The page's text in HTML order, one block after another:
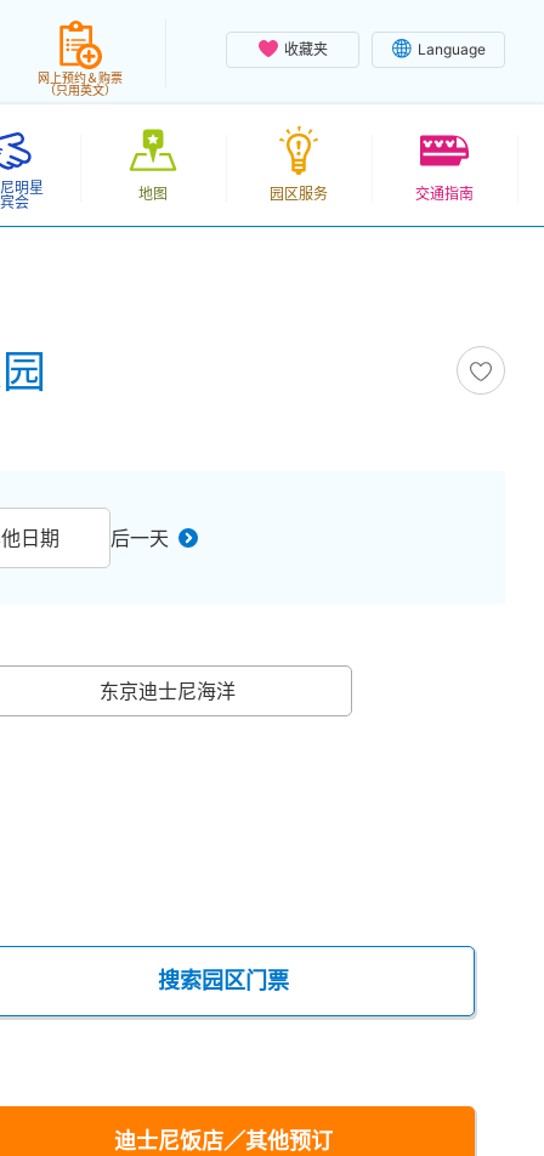
收藏夹 Language
网上预约＆购票
（只用英文）
明星
会
地图 园区服务 交通指南
日期 后一天
东京迪士尼海洋
搜索园区门票
迪士尼饭店／其他预订